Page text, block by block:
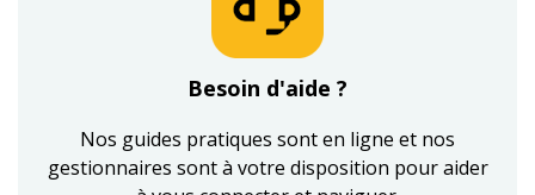
Besoin d'aide ?
Nos guides pratiques sont en ligne et nos
gestionnaires sont à votre disposition pour aider